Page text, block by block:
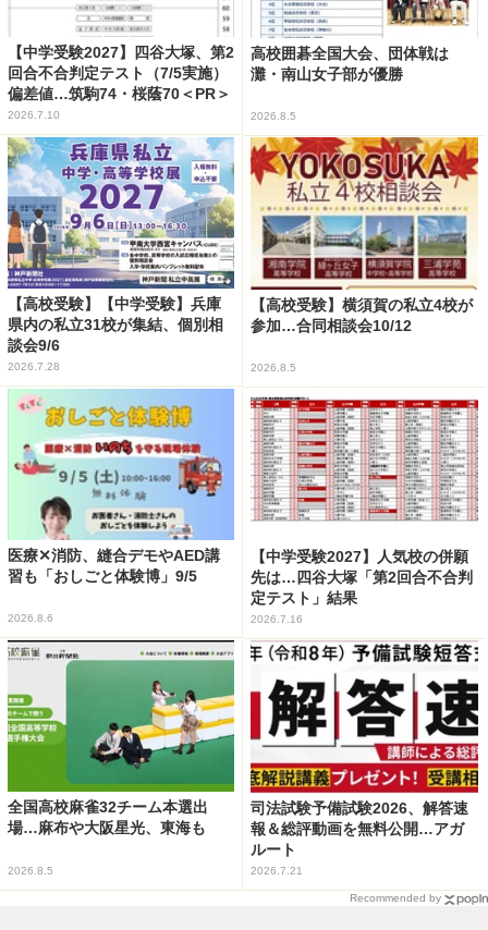
【中学受験2027】四谷大塚、第2
回合不合判定テスト（7/5実施）
偏差値…筑駒74・桜蔭70＜PR＞
2026.7.10
高校囲碁全国大会、団体戦は
灘・南山女子部が優勝
2026.8.5
【高校受験】【中学受験】兵庫
県内の私立31校が集結、個別相
談会9/6
2026.7.28
【高校受験】横須賀の私立4校が
参加…合同相談会10/12
2026.8.5
医療✕消防、縫合デモやAED講
習も「おしごと体験博」9/5
2026.8.6
【中学受験2027】人気校の併願
先は…四谷大塚「第2回合不合判
定テスト」結果
2026.7.16
全国高校麻雀32チーム本選出
場…麻布や大阪星光、東海も
2026.8.5
司法試験予備試験2026、解答速
報＆総評動画を無料公開…アガ
ルート
2026.7.21
Recommended by